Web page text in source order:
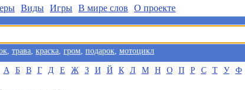
Виды Игры В мире слов О проекте
, трава, краска, гром, подарок, мотоцикл
А Б В Г Д Е Ж З И Й К Л М Н О П Р С Т У Ф